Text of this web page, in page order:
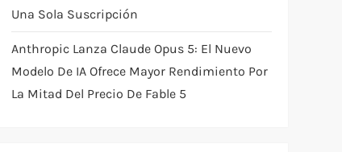
Una Sola Suscripción
Anthropic Lanza Claude Opus 5: El Nuevo
Modelo De IA Ofrece Mayor Rendimiento Por
La Mitad Del Precio De Fable 5